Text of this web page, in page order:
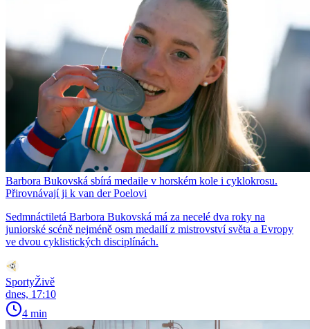
Barbora Bukovská sbírá medaile v horském kole i cyklokrosu.
Přirovnávají ji k van der Poelovi
Sedmnáctiletá Barbora Bukovská má za necelé dva roky na
juniorské scéně nejméně osm medailí z mistrovství světa a Evropy
ve dvou cyklistických disciplínách.
SportyŽivě
dnes, 17:10
4 min